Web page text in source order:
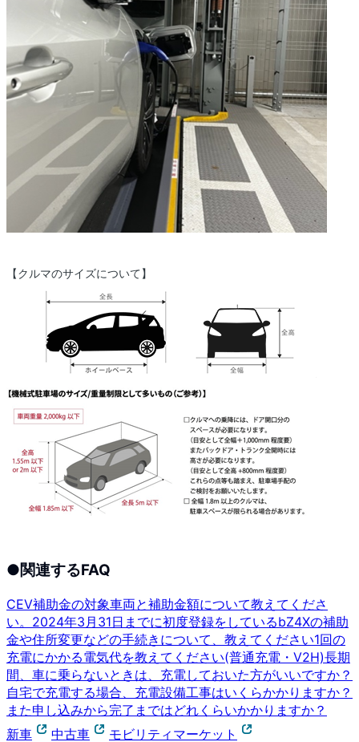
【クルマのサイズについて】
●関連するFAQ
CEV補助金の対象車両と補助金額について教えてくださ
い。 2024年3月31日までに初度登録をしているbZ4Xの補助
金や住所変更などの手続きについて、教えてください1回の
充電にかかる電気代を教えてください(普通充電・V2H)長期
間、車に乗らないときは、充電しておいた方がいいですか？
自宅で充電する場合、充電設備工事はいくらかかりますか？
また申し込みから完了まではどれくらいかかりますか？
新車
中古車 モビリティマーケット